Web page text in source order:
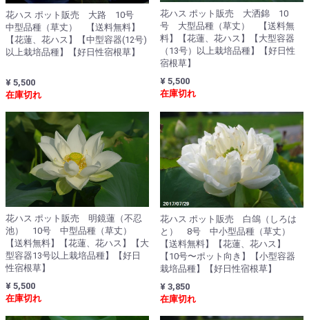
花ハス ポット販売 大路 10号
中型品種（草丈） 【送料無料】
【花蓮、花ハス】【中型容器(12号)
以上栽培品種】【好日性宿根草】
¥ 5,500
在庫切れ
花ハス ポット販売 大洒錦 10
号 大型品種（草丈） 【送料無
料】【花蓮、花ハス】【大型容器
（13号）以上栽培品種】【好日性
宿根草】
¥ 5,500
在庫切れ
花ハス ポット販売 明鏡蓮（不忍
池） 10号 中型品種（草丈）
【送料無料】【花蓮、花ハス】【大
型容器13号以上栽培品種】【好日
性宿根草】
¥ 5,500
在庫切れ
花ハス ポット販売 白鴿（しろは
と） 8号 中小型品種（草丈）
【送料無料】【花蓮、花ハス】
【10号〜ポット向き】【小型容器
栽培品種】【好日性宿根草】
¥ 3,850
在庫切れ